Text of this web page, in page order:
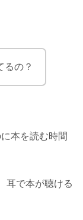
るの？
本を読む時間
耳で本が聴ける